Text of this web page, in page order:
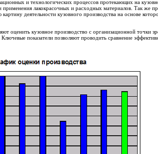
и технологических процессов протекающих на
лакокрасочных и расходных материалов. Так же
деятельности кузовного производства на основе
оценить кузовное производство с организационной точки
показатели позволяют проводить сравнение